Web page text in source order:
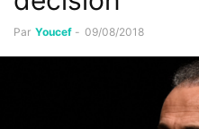
Par Youcef - 09/08/2018